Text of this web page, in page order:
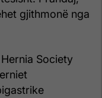
gjithmonë nga
Society